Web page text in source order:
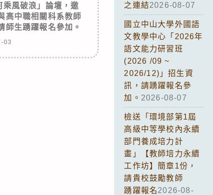
風破浪」論壇，邀
高中職相關科系教師
師生踴躍報名參加。
03
之連結2026-08-07
國立中山大學外國語
文教學中心「2026年
語文能力研習班
(2026 /09 ~
2026/12)」招生資
訊，請踴躍報名參
加。 2026-08-07
檢送「環境部第1屆
高級中等學校內永續
部門養成培力計
畫」【教師培力永續
工作坊】簡章1份，
請貴校鼓勵教師
踴躍報名2026-08-